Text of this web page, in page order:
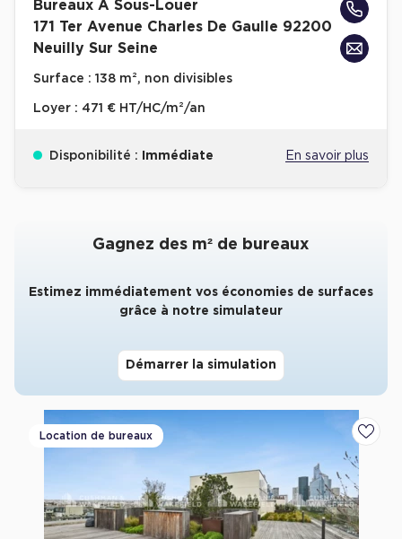
Collections de Logistique
Entrepôts XXL
Location de Commerces à Paris
Location de Commerces à Toulouse
Location de Commerces à Reims
Achat de Commerces à Nîmes
Achat de Commerces à Toulouse
Achat de Commerces à Marseille
Bureaux A Sous-Louer
171 Ter Avenue Charles De Gaulle 92200
Neuilly Sur Seine
Surface : 138 m², non divisibles
Loyer : 471 € HT/HC/m²/an
Disponibilité : Immédiate En savoir plus
Gagnez des m² de bureaux
Estimez immédiatement vos économies de surfaces
grâce à notre simulateur
Démarrer la simulation
Location de bureaux